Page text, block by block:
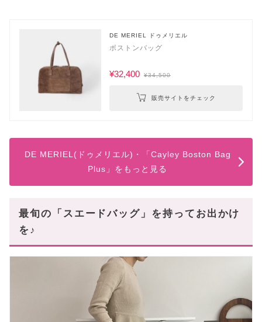
DE MERIEL ドゥメリエル
ボストンバッグ
¥32,400 ¥34,500
販売サイトをチェック
DE MERIEL(ドゥメリエル)・「Cayley Boston Bag
Plus」をもっと見る
最旬の「スエードバッグ」を持ってお出かけ
を♪